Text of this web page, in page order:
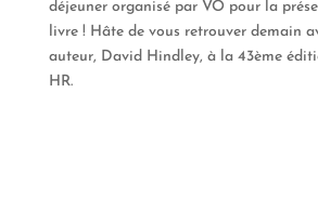
déjeuner organisé par VO pour la
livre ! Hâte de vous retrouver demain
auteur, David Hindley, à la 43ème
HR.